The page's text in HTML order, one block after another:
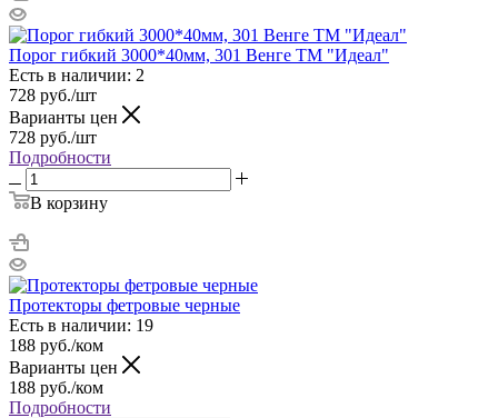
Порог гибкий 3000*40мм, 301 Венге ТМ "Идеал"
Есть в наличии: 2
728 руб./шт
Варианты цен
728 руб./шт
Подробности
В корзину
Протекторы фетровые черные
Есть в наличии: 19
188 руб./ком
Варианты цен
188 руб./ком
Подробности